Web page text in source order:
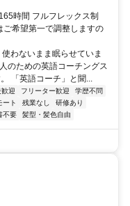
時間 フルフレックス制
ご希望第一で調整しますの
わないまま眠らせていま
のための英語コーチングス
「英語コーチ」と聞...
迎 フリーター歓迎
学歴不問
ート 残業なし
研修あり
不要 髪型・髪色自由